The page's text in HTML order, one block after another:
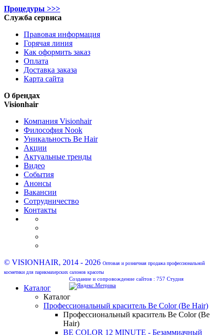
Процедуры >>>
Служба сервиса
Правовая информация
Горячая линия
Как оформить заказ
Оплата
Доставка заказа
Карта сайта
О брендах
Visionhair
Компания Visionhair
Философия Nook
Уникальность Be Hair
Акции
Актуальные тренды
Видео
События
Анонсы
Вакансии
Сотрудничество
Контакты
© VISIONHAIR, 2014 - 2026 Оптовая и розничная продажа профессиональной
косметики для парикмахерских салонов красоты
Создание и сопровождение сайтов : 757 Студия
Каталог
Каталог
Профессиональный краситель Be Color (Be Hair)
Профессиональный краситель Be Color (Be
Hair)
BE COLOR 12 MINUTE - Безаммиачный